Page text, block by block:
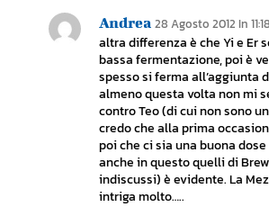
Andrea 28 Agosto 2012 In 11:18
altra differenza è che Yi e Er
bassa fermentazione, poi è
spesso si ferma all’aggiunta
almeno questa volta non mi
contro Teo (di cui non sono
credo che alla prima
poi che ci sia una buona
anche in questo quelli di
indiscussi) è evidente. La
intriga molto…..